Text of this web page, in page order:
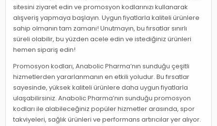
sitesini ziyaret edin ve promosyon kodlarınızı kullanarak
alışveriş yapmaya başlayın. Uygun fiyatlarla kaliteli ürünlere
sahip olmanın tam zamanı! Unutmayın, bu fırsatlar sınırlı
süreli olabilir, bu yüzden acele edin ve istediğiniz ürünleri
hemen sipariş edin!
Promosyon kodları, Anabolic Pharma’nın sunduğu çeşitli
hizmetlerden yararlanmanın en etkili yoludur. Bu fırsatlar
sayesinde, yüksek kaliteli ürünlere daha uygun fiyatlarla
ulaşabilirsiniz. Anabolic Pharma’nın sunduğu promosyon
kodları ile alabileceğiniz popüler hizmetler arasında, spor
takviyeleri, sağlık ürünleri ve performans artırıcılar yer alıyor.